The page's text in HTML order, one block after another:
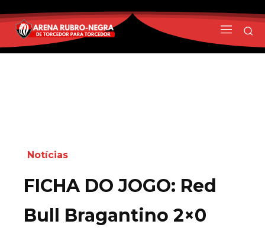
Notícias
FICHA DO JOGO: Red
Bull Bragantino 2×0